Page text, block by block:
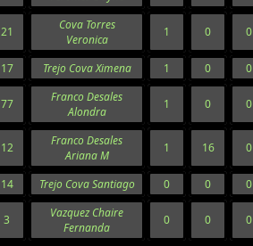
21
Cova Torres
Veronica
1 0 0
17 Trejo Cova Ximena 1 0 0
77
Franco Desales
Alondra
1 0 0
12
Franco Desales
Ariana M
1 16 0
14 Trejo Cova Santiago 0 0 0
3
Vazquez Chaire
Fernanda
0 0 0